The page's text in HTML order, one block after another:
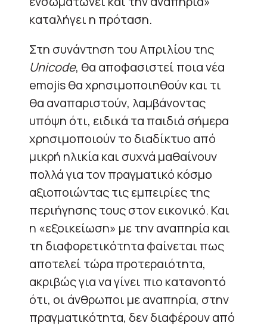
καταλήγει η πρόταση.
Στη συνάντηση του Απριλίου της
Unicode, θα αποφασιστεί ποια νέα
emojis θα χρησιμοποιηθούν και τι
θα αναπαριστούν, λαμβάνοντας
υπόψη ότι, ειδικά τα παιδιά σήμερα
χρησιμοποιούν το διαδίκτυο από
μικρή ηλικία και συχνά μαθαίνουν
πολλά για τον πραγματικό κόσμο
αξιοποιώντας τις εμπειρίες της
περιήγησης τους στον εικονικό. Και
η «εξοικείωση» με την αναπηρία και
τη διαφορετικότητα φαίνεται πως
αποτελεί τώρα προτεραιότητα,
ακριβώς για να γίνει πιο κατανοητό
ότι, οι άνθρωποι με αναπηρία, στην
πραγματικότητα, δεν διαφέρουν από